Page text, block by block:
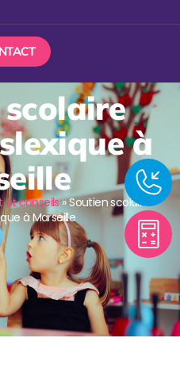
à
conseils»Soutien scolaire
à Marseille